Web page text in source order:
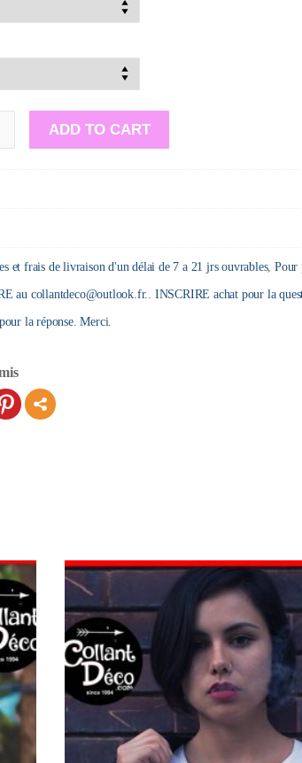
ADD TO CART
et frais de livraison d'un délai de 7 a 21 jrs ouvrables,Pour
au collantdeco@outlook.fr.. INSCRIRE achat pour la
la réponse. Merci.